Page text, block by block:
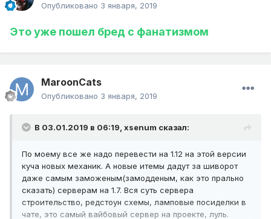
Опубликовано 3 января, 2019
Это уже пошел бред с фанатизмом
MaroonCats
Опубликовано 3 января, 2019
В 03.01.2019 в 06:19, xsenum сказал:
По моему все же надо перевести на 1.12 на этой версии
куча новых механик. А новые итемы дадут за шиворот
даже самым заможеным(замодденым, как это прально
сказать) серверам на 1.7. Вся суть сервера
строительство, редстоун схемы, ламповые посиделки в
чате, это самый вайбовый сервер на проекте, луль.